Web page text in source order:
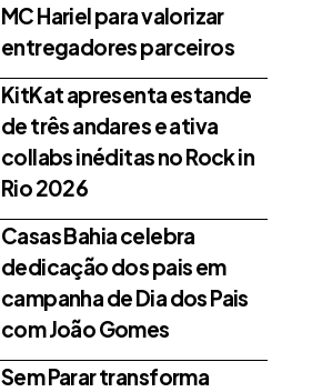
MC Hariel para valorizar
entregadores parceiros
KitKat apresenta estande
de três andares e ativa
collabs inéditas no Rock in
Rio 2026
Casas Bahia celebra
dedicação dos pais em
campanha de Dia dos Pais
com João Gomes
Sem Parar transforma